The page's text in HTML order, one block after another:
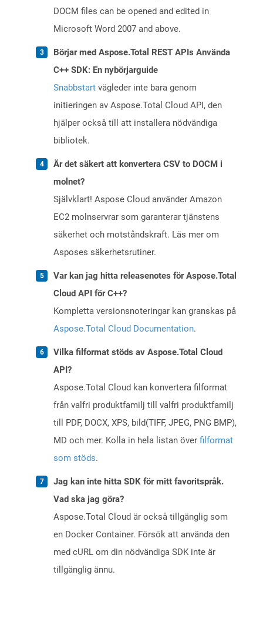
DOCM files can be opened and edited in
Microsoft Word 2007 and above.
Börjar med Aspose.Total REST APIs Använda
C++ SDK: En nybörjarguide
Snabbstart vägleder inte bara genom
initieringen av Aspose.Total Cloud API, den
hjälper också till att installera nödvändiga
bibliotek.
Är det säkert att konvertera CSV to DOCM i
molnet?
Självklart! Aspose Cloud använder Amazon
EC2 molnservrar som garanterar tjänstens
säkerhet och motståndskraft. Läs mer om
Asposes säkerhetsrutiner.
Var kan jag hitta releasenotes för Aspose.Total
Cloud API för C++?
Kompletta versionsnoteringar kan granskas på
Aspose.Total Cloud Documentation.
Vilka filformat stöds av Aspose.Total Cloud
API?
Aspose.Total Cloud kan konvertera filformat
från valfri produktfamilj till valfri produktfamilj
till PDF, DOCX, XPS, bild(TIFF, JPEG, PNG BMP),
MD och mer. Kolla in hela listan över filformat
som stöds.
Jag kan inte hitta SDK för mitt favoritspråk.
Vad ska jag göra?
Aspose.Total Cloud är också tillgänglig som
en Docker Container. Försök att använda den
med cURL om din nödvändiga SDK inte är
tillgänglig ännu.